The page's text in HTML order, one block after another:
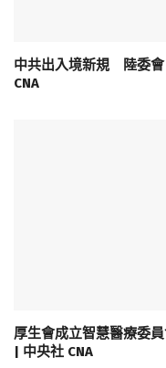
中共出入境新規 陸委會
CNA
厚生會成立智慧醫療委
| 中央社 CNA